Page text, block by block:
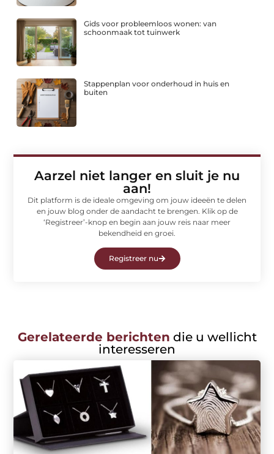
Gids voor probleemloos wonen: van
schoonmaak tot tuinwerk
Stappenplan voor onderhoud in huis en
buiten
Aarzel niet langer en sluit je nu
aan!
Dit platform is de ideale omgeving om jouw ideeën te delen
en jouw blog onder de aandacht te brengen. Klik op de
‘Registreer’-knop en begin aan jouw reis naar meer
bekendheid en groei.
Registreer nu
Gerelateerde berichten die u wellicht
interesseren